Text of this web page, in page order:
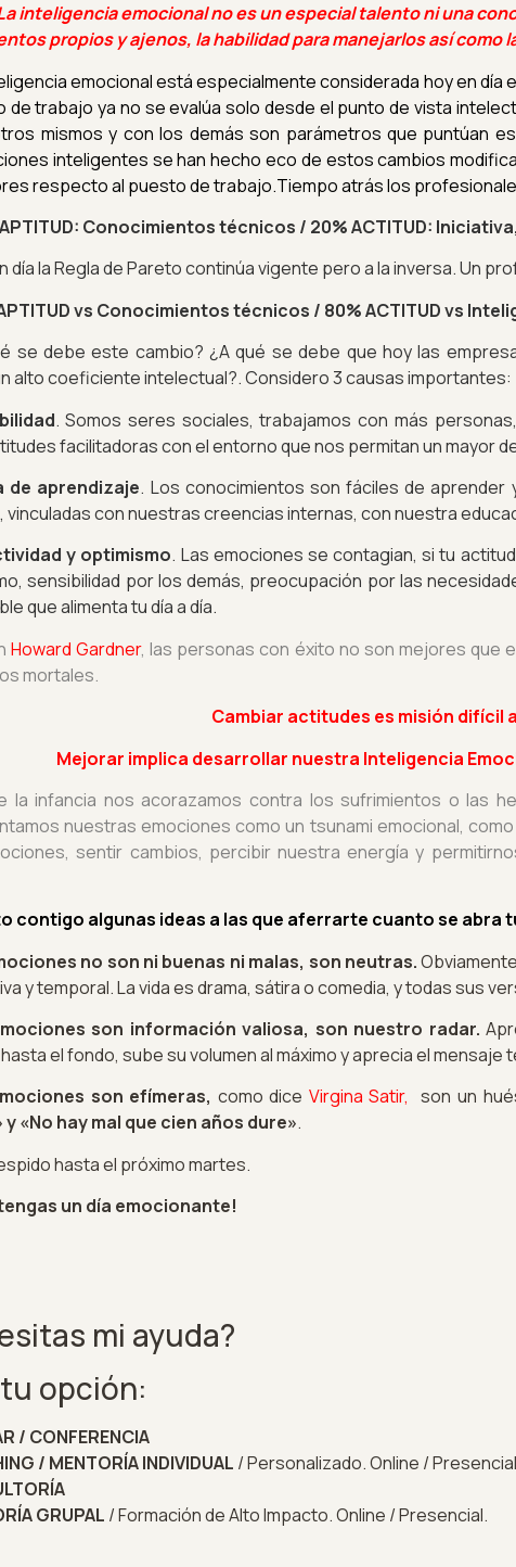
inteligencia emocional no es un especial talento ni una
propios y ajenos, la habilidad para manejarlos así
emocional está especialmente considerada hoy en día
de trabajo ya no se evalúa solo desde el punto de vista
mismos y con los demás son parámetros que puntúan
inteligentes se han hecho eco de estos cambios
respecto al puesto de trabajo.Tiempo atrás los
Conocimientos técnicos / 20% ACTITUD:
día la Regla de Pareto continúa vigente pero a la inversa. Un
vs Conocimientos técnicos / 80% ACTITUD vs
se debe este cambio? ¿A qué se debe que hoy las
alto coeficiente intelectual?. Considero 3 causas importantes:
. Somos seres sociales, trabajamos con más
facilitadoras con el entorno que nos permitan un mayor
de aprendizaje. Los conocimientos son fáciles de
vinculadas con nuestras creencias internas, con nuestra
y optimismo. Las emociones se contagian, si tu
sensibilidad por los demás, preocupación por las
que alimenta tu día a día.
Howard Gardner, las personas con éxito no son mejores que
mortales.
Cambiar actitudes es misión difícil
Mejorar implica desarrollar nuestra Inteligencia
la infancia nos acorazamos contra los sufrimientos o las
nuestras emociones como un tsunami emocional,
sentir cambios, percibir nuestra energía y
contigo algunas ideas a las que aferrarte cuanto se abra
no son ni buenas ni malas, son neutras.
y temporal. La vida es drama, sátira o comedia, y todas sus
son información valiosa, son nuestro radar.
el fondo, sube su volumen al máximo y aprecia el mensaje
son efímeras, como dice Virgina Satir, son un
«No hay mal que cien años dure».
hasta el próximo martes.
un día emocionante!
mi ayuda?
opción:
/ CONFERENCIA
/ MENTORÍA INDIVIDUAL / Personalizado. Online /
GRUPAL / Formación de Alto Impacto. Online / Presencial.